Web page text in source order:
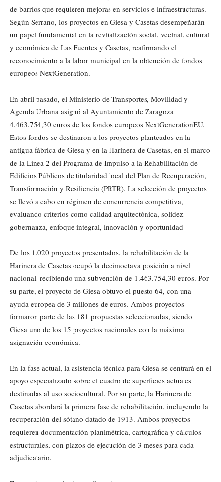
de barrios que requieren mejoras en servicios e infraestructuras.
Según Serrano, los proyectos en Giesa y Casetas desempeñarán
un papel fundamental en la revitalización social, vecinal, cultural
y económica de Las Fuentes y Casetas, reafirmando el
reconocimiento a la labor municipal en la obtención de fondos
europeos NextGeneration.
En abril pasado, el Ministerio de Transportes, Movilidad y
Agenda Urbana asignó al Ayuntamiento de Zaragoza
4.463.754,30 euros de los fondos europeos NextGenerationEU.
Estos fondos se destinaron a los proyectos planteados en la
antigua fábrica de Giesa y en la Harinera de Casetas, en el marco
de la Línea 2 del Programa de Impulso a la Rehabilitación de
Edificios Públicos de titularidad local del Plan de Recuperación,
Transformación y Resiliencia (PRTR). La selección de proyectos
se llevó a cabo en régimen de concurrencia competitiva,
evaluando criterios como calidad arquitectónica, solidez,
gobernanza, enfoque integral, innovación y oportunidad.
De los 1.020 proyectos presentados, la rehabilitación de la
Harinera de Casetas ocupó la decimoctava posición a nivel
nacional, recibiendo una subvención de 1.463.754,30 euros. Por
su parte, el proyecto de Giesa obtuvo el puesto 64, con una
ayuda europea de 3 millones de euros. Ambos proyectos
formaron parte de las 181 propuestas seleccionadas, siendo
Giesa uno de los 15 proyectos nacionales con la máxima
asignación económica.
En la fase actual, la asistencia técnica para Giesa se centrará en el
apoyo especializado sobre el cuadro de superficies actuales
destinadas al uso sociocultural. Por su parte, la Harinera de
Casetas abordará la primera fase de rehabilitación, incluyendo la
recuperación del sótano datado de 1913. Ambos proyectos
requieren documentación planimétrica, cartográfica y cálculos
estructurales, con plazos de ejecución de 3 meses para cada
adjudicatario.